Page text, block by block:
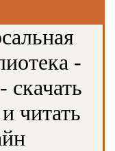
-
читать